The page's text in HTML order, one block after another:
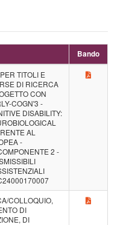
Bando
TITOLI E
DI RICERCA
CON
COGN'3 -
DISABILITY:
AL
-
2 -
COLLOQUIO,
DI
DI